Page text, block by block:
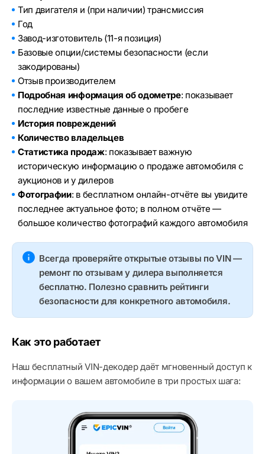
Тип двигателя и (при наличии) трансмиссия
Год
Завод-изготовитель (11-я позиция)
Базовые опции/системы безопасности (если
закодированы)
Отзыв производителем
Подробная информация об одометре: показывает
последние известные данные о пробеге
История повреждений
Количество владельцев
Статистика продаж: показывает важную
историческую информацию о продаже автомобиля с
аукционов и у дилеров
Фотографии: в бесплатном онлайн-отчёте вы увидите
последнее актуальное фото; в полном отчёте —
большое количество фотографий каждого автомобиля
Всегда проверяйте открытые отзывы по VIN —
ремонт по отзывам у дилера выполняется
бесплатно. Полезно сравнить рейтинги
безопасности для конкретного автомобиля.
Как это работает
Наш бесплатный VIN-декодер даёт мгновенный доступ к
информации о вашем автомобиле в три простых шага: